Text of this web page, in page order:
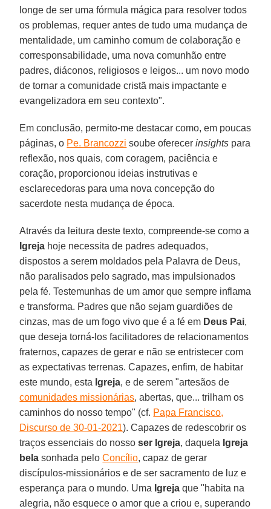
longe de ser uma fórmula mágica para resolver todos
os problemas, requer antes de tudo uma mudança de
mentalidade, um caminho comum de colaboração e
corresponsabilidade, uma nova comunhão entre
padres, diáconos, religiosos e leigos... um novo modo
de tornar a comunidade cristã mais impactante e
evangelizadora em seu contexto".
Em conclusão, permito-me destacar como, em poucas
páginas, o Pe. Brancozzi soube oferecerinsights para
reflexão, nos quais, com coragem, paciência e
coração, proporcionou ideias instrutivas e
esclarecedoras para uma nova concepção do
sacerdote nesta mudança de época.
Através da leitura deste texto, compreende-se como a
Igreja hoje necessita de padres adequados,
dispostos a serem moldados pela Palavra de Deus,
não paralisados pelo sagrado, mas impulsionados
pela fé. Testemunhas de um amor que sempre inflama
e transforma. Padres que não sejam guardiões de
cinzas, mas de um fogo vivo que é a fé em Deus Pai,
que deseja torná-los facilitadores de relacionamentos
fraternos, capazes de gerar e não se entristecer com
as expectativas terrenas. Capazes, enfim, de habitar
este mundo, esta Igreja, e de serem "artesãos de
comunidades missionárias, abertas, que... trilham os
caminhos do nosso tempo" (cf. Papa Francisco,
Discurso de 30-01-2021). Capazes de redescobrir os
traços essenciais do nossoser Igreja, daquela Igreja
bela sonhada peloConcílio, capaz de gerar
discípulos-missionários e de ser sacramento de luz e
esperança para o mundo. Uma Igreja que "habita na
alegria, não esquece o amor que a criou e, superando